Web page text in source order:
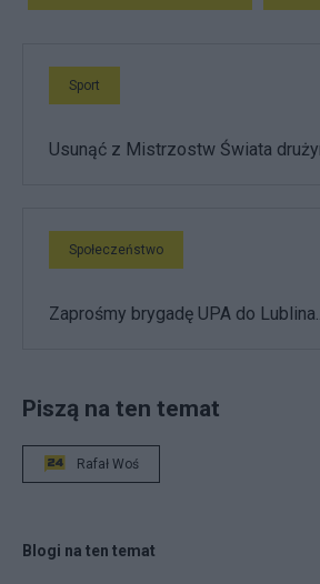
Sport
Usunąć z Mistrzostw Świata
Społeczeństwo
Zaprośmy brygadę UPA do Lublina..
Piszą na ten temat
Rafał Woś
Blogi na ten temat